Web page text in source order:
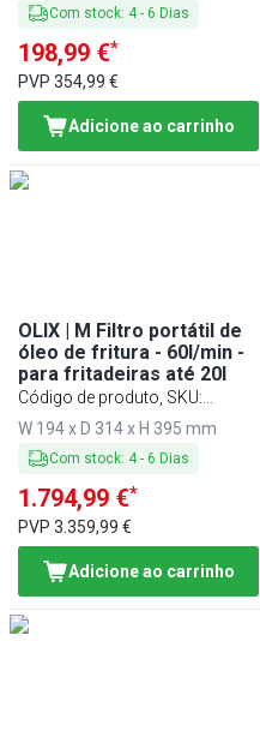
Com stock: 4- 6 Dias
198,99 €*
PVP 354,99 €
Adicione ao carrinho
OLIX | M Filtro portátil de
óleo de fritura - 60l/min -
para fritadeiras até 20l
Código de produto, SKU:
FOFTO60
W 194 x D 314 x H 395 mm
Com stock: 4- 6 Dias
1.794,99 €*
PVP 3.359,99 €
Adicione ao carrinho